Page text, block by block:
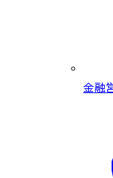
金融